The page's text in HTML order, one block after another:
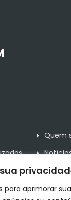
para aprimorar
Quem